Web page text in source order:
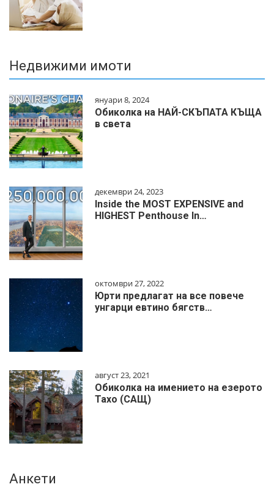
Недвижими имоти
януари 8, 2024
Обиколка на НАЙ-СКЪПАТА КЪЩА
в света
декември 24, 2023
Inside the MOST EXPENSIVE and
HIGHEST Penthouse In…
октомври 27, 2022
Юрти предлагат на все повече
унгарци евтино бягств…
август 23, 2021
Обиколка на имението на езерото
Тахо (САЩ)
Анкети